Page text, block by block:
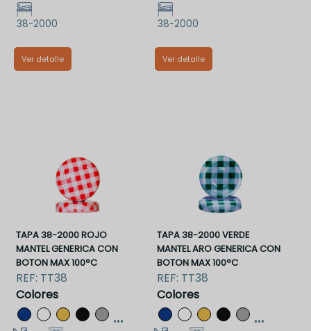
38-2000
Ver detalle
38-2000
Ver detalle
TAPA 38-2000 ROJO
MANTEL GENERICA CON
BOTON MAX 100°C
REF: TT38
Colores
...
TAPA 38-2000 VERDE
MANTEL ARO GENERICA CON
BOTON MAX 100°C
REF: TT38
Colores
...